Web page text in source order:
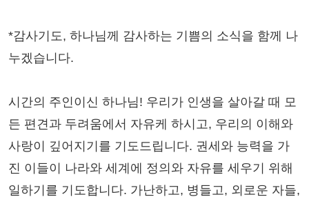
*감사기도, 하나님께 감사하는 기쁨의 소식을 함께 나
누겠습니다.
시간의 주인이신 하나님! 우리가 인생을 살아갈 때 모
든 편견과 두려움에서 자유케 하시고, 우리의 이해와
사랑이 깊어지기를 기도드립니다. 권세와 능력을 가
진 이들이 나라와 세계에 정의와 자유를 세우기 위해
일하기를 기도합니다. 가난하고, 병들고, 외로운 자들,